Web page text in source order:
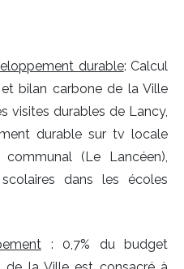
durable: Calcul
bilan carbone de la Ville
visites durables de Lancy,
durable sur tv locale
(Le Lancéen),
dans les écoles
: 0,7% du budget